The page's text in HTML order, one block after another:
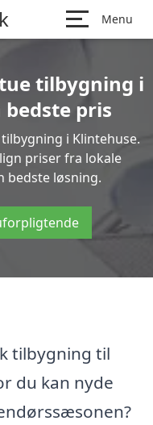
Menu
tilbygning i
pris
i Klintehuse.
priser fra lokale
bedste løsning.
tilbygning til
du kan nyde